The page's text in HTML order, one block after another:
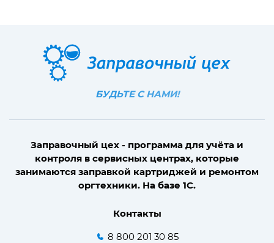
БУДЬТЕ С НАМИ!
Заправочный цех - программа для учёта и
контроля в сервисных центрах, которые
занимаются заправкой картриджей и ремонтом
оргтехники. На базе 1С.
Контакты
8 800 201 30 85